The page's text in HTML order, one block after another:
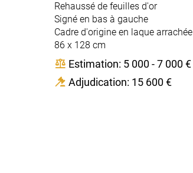
Rehaussé de feuilles d'or
Signé en bas à gauche
Cadre d'origine en laque arrachée
86 x 128 cm
Estimation: 5 000 - 7 000 €
Adjudication: 15 600 €